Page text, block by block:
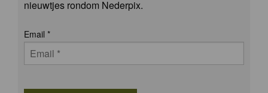
nieuwtjes rondom Nederpix.
Email *